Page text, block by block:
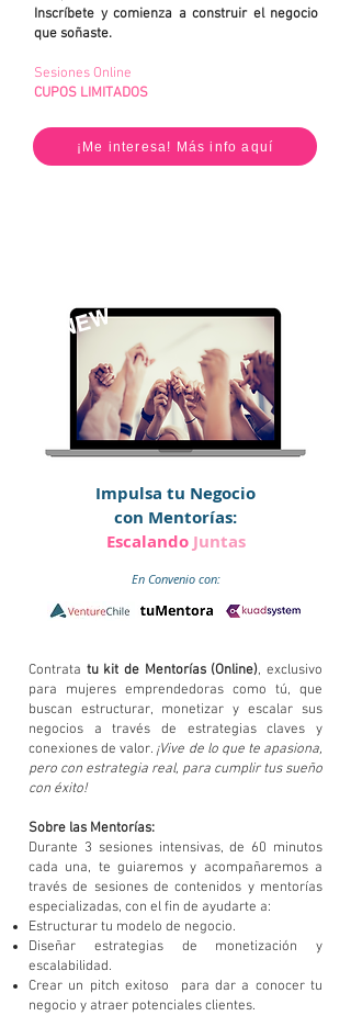
Inscríbete y comienza a construir el negocio
que soñaste.​​
Sesiones Online
CUPOS LIMITADOS
¡Me interesa! Más info aquí
NEW
Impulsa tu Negocio
con Mentorías:
EscalandoJuntas
En Convenio con:
Contrata tu kit de Mentorías (Online), exclusivo
para mujeres emprendedoras como tú, que
buscan estructurar, monetizar y escalar sus
negocios a través de estrategias claves y
conexiones de valor. ¡Vive de lo que te apasiona,
pero con estrategia real, para cumplir tus sueño
con éxito!
Sobre las Mentorías:
Durante 3 sesiones intensivas, de 60 minutos
cada una, te guiaremos y acompañaremos a
través de sesiones de contenidos y mentorías
especializadas, con el fin de ayudarte a:
Estructurar tu modelo de negocio.
Diseñar estrategias de monetización y
escalabilidad.
Crear un pitch exitoso para dar a conocer tu
negocio y atraer potenciales clientes.